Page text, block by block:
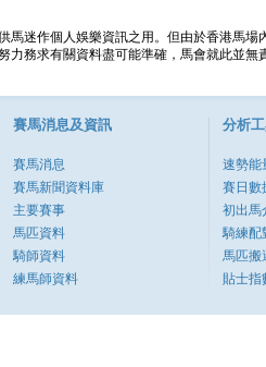
馬迷作個人娛樂資訊之用。但由於香港馬
力務求有關資料盡可能準確，馬會就此並
賽馬消息及資訊
賽馬消息
賽馬新聞資料庫
主要賽事
馬匹資料
騎師資料
練馬師資料
分析
速勢能
賽日數
初出馬
騎練配
馬匹搬
貼士指